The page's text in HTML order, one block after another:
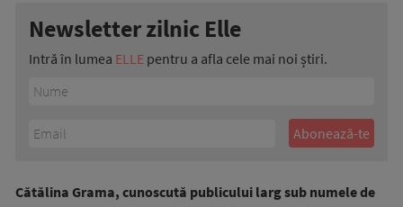
Newsletter zilnic Elle
Intră în lumea ELLE pentru a afla cele mai noi știri.
Cătălina Grama, cunoscută publicului larg sub numele de